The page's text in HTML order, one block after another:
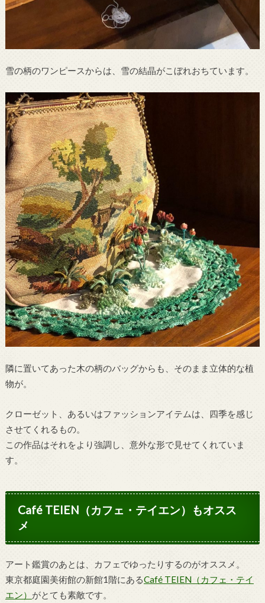
雪の柄のワンピースからは、雪の結晶がこぼれおちています。
隣に置いてあった木の柄のバッグからも、そのまま立体的な植
物が。
クローゼット、あるいはファッションアイテムは、四季を感じ
させてくれるもの。
この作品はそれをより強調し、意外な形で見せてくれていま
す。
Café TEIEN（カフェ・テイエン）もオスス
メ
アート鑑賞のあとは、カフェでゆったりするのがオススメ。
東京都庭園美術館の新館1階にあるCafé TEIEN（カフェ・テイ
エン） がとても素敵です。